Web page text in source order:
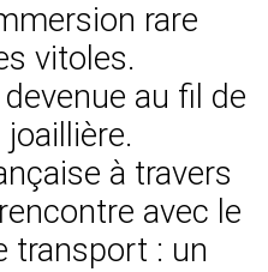
rare
vitoles.
devenue au fil de
à travers
avec le
transport : un